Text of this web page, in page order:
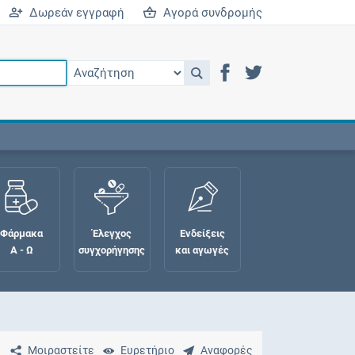
Δωρεάν εγγραφή Αγορά συνδρομής
Φάρμακα
Α - Ω
Έλεγχος
συγχορήγησης
Ενδείξεις
και αγωγές
Μοιραστείτε Ευρετήριο Αναφορές